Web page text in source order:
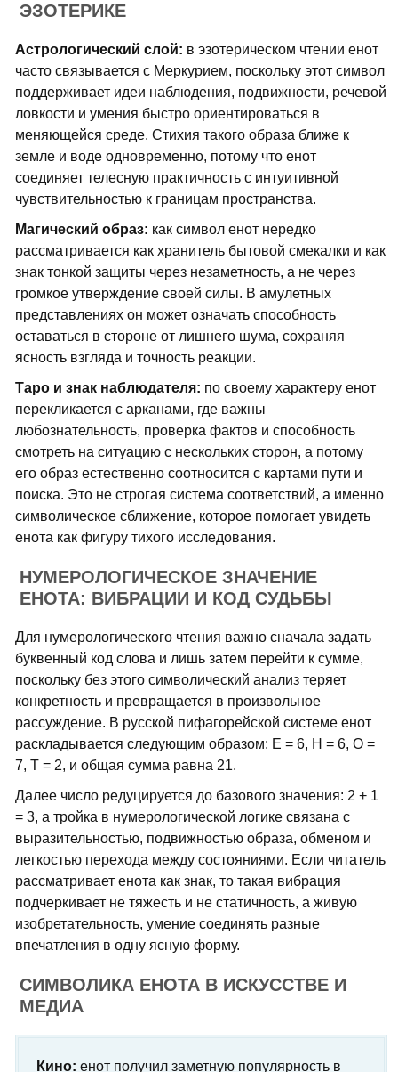
ЭЗОТЕРИКЕ
Астрологический слой: в эзотерическом чтении енот
часто связывается с Меркурием, поскольку этот символ
поддерживает идеи наблюдения, подвижности, речевой
ловкости и умения быстро ориентироваться в
меняющейся среде. Стихия такого образа ближе к
земле и воде одновременно, потому что енот
соединяет телесную практичность с интуитивной
чувствительностью к границам пространства.
Магический образ: как символ енот нередко
рассматривается как хранитель бытовой смекалки и как
знак тонкой защиты через незаметность, а не через
громкое утверждение своей силы. В амулетных
представлениях он может означать способность
оставаться в стороне от лишнего шума, сохраняя
ясность взгляда и точность реакции.
Таро и знак наблюдателя: по своему характеру енот
перекликается с арканами, где важны
любознательность, проверка фактов и способность
смотреть на ситуацию с нескольких сторон, а потому
его образ естественно соотносится с картами пути и
поиска. Это не строгая система соответствий, а именно
символическое сближение, которое помогает увидеть
енота как фигуру тихого исследования.
НУМЕРОЛОГИЧЕСКОЕ ЗНАЧЕНИЕ
ЕНОТА: ВИБРАЦИИ И КОД СУДЬБЫ
Для нумерологического чтения важно сначала задать
буквенный код слова и лишь затем перейти к сумме,
поскольку без этого символический анализ теряет
конкретность и превращается в произвольное
рассуждение. В русской пифагорейской системе енот
раскладывается следующим образом: Е = 6, Н = 6, О =
7, Т = 2, и общая сумма равна 21.
Далее число редуцируется до базового значения: 2 + 1
= 3, а тройка в нумерологической логике связана с
выразительностью, подвижностью образа, обменом и
легкостью перехода между состояниями. Если читатель
рассматривает енота как знак, то такая вибрация
подчеркивает не тяжесть и не статичность, а живую
изобретательность, умение соединять разные
впечатления в одну ясную форму.
СИМВОЛИКА ЕНОТА В ИСКУССТВЕ И
МЕДИА
Кино: енот получил заметную популярность в